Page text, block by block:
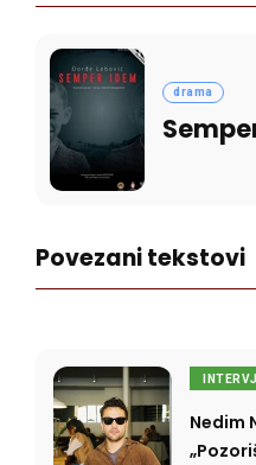
drama
Povezani tekstovi
Nedim